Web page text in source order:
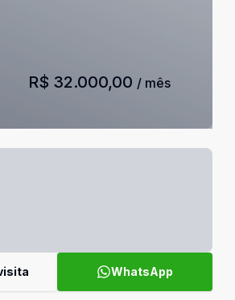
R$ 32.000,00 / mês
WhatsApp